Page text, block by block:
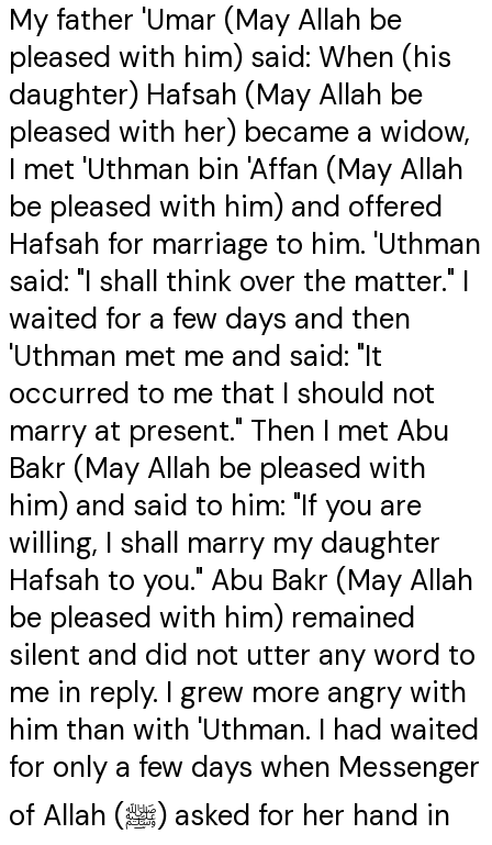
My father 'Umar (May Allah be
pleased with him) said: When (his
daughter) Hafsah (May Allah be
pleased with her) became a widow,
I met 'Uthman bin 'Affan (May Allah
be pleased with him) and offered
Hafsah for marriage to him. 'Uthman
said: "I shall think over the matter." I
waited for a few days and then
'Uthman met me and said: "It
occurred to me that I should not
marry at present." Then I met Abu
Bakr (May Allah be pleased with
him) and said to him: "If you are
willing, I shall marry my daughter
Hafsah to you." Abu Bakr (May Allah
be pleased with him) remained
silent and did not utter any word to
me in reply. I grew more angry with
him than with 'Uthman. I had waited
for only a few days when Messenger
of Allah (ﷺ) asked for her hand in